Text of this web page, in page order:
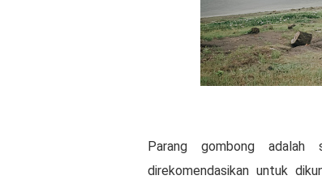
Parang gombong
direkomendasikan untuk